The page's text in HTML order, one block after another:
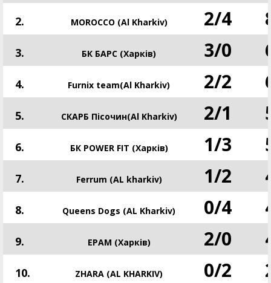
2. MOROCCO (Al Kharkiv) 2/4
3. БК БАРС (Харків) 3/0
4. Furnix team(Al Kharkiv) 2/2
5. СКАРБ Пісочин(Al Kharkiv) 2/1
6. БК POWER FIT (Харків) 1/3
7. Ferrum (AL kharkiv) 1/2
8. Queens Dogs (AL Kharkiv) 0/4
9. EPAM (Харків) 2/0
10. ZHARA (AL KHARKIV) 0/2